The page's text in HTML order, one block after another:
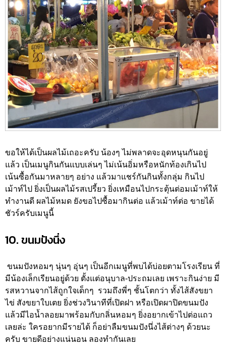
ขอให้ได้เป็นผลไม้เถอะครับ น้องๆ ไม่พลาดจะอุดหนุนกันอยู่
แล้ว เป็นเมนูกินกันแบบเล่นๆ ไม่เน้นอิ่มหรือหนักท้องเกินไป
เน้นซื้อกันมาหลายๆ อย่าง แล้วมาแชร์กันกินทั้งกลุ่ม กินไป
เม้าท์ไป ยิ่งเป็นผลไม้รสเปรี้ยว ยิ่งเหมือนไปกระตุ้นต่อมเม้าท์ให้
ทำงานดี ผลไม้หมด ยังขอไปซื้อมากินต่อ แล้วเม้าท์ต่อ ขายได้
ชัวร์ครับเมนูนี้
10. ขนมปังนึ่ง
ขนมปังหอมๆ นุ่นๆ อุ่นๆ เป็นอีกเมนูที่พบได้บ่อยตามโรงเรียน ที่
มีน้องเล็กเรียนอยู่ด้วย ตั้งแต่อนุบาล-ประถมเลย เพราะกินง่าย มี
รสหวานจากไส้ถูกใจเด็กๆ รวมถึงพี่ๆ ชั้นโตกว่า ทั้งไส้สังขยา
ไข่ สังขยาใบเตย ยิ่งช่วงวินาทีที่เปิดฝา หรือเปิดผาปิดขนมปัง
แล้วมีไอน้ำลอยมาพร้อมกับกลิ่นหอมๆ ยิ่งอยากเข้าไปต่อแถว
เลยล่ะ ใครอยากมีรายได้ ก็อย่าลืมขนมปังนึ่งไส้ต่างๆ ด้วยนะ
ครับ ขายดีอย่างแน่นอน ลองทำกันเลย